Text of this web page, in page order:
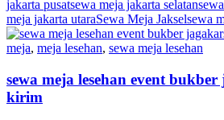
jakarta pusatsewa meja jakarta selatan
meja jakarta utaraSewa Meja Jakselsewa
meja, meja lesehan, sewa meja lesehan
sewa meja lesehan event
kirim